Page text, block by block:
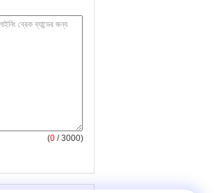
(0 / 3000)